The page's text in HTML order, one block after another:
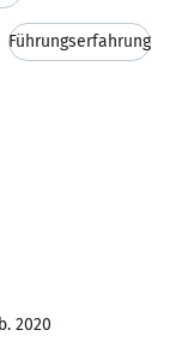
Führungserfahrung
2020